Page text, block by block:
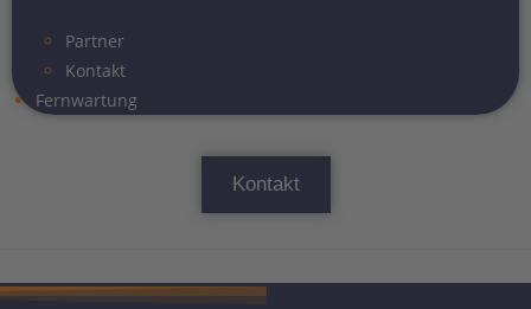
Partner
Kontakt
Fernwartung
Kontakt